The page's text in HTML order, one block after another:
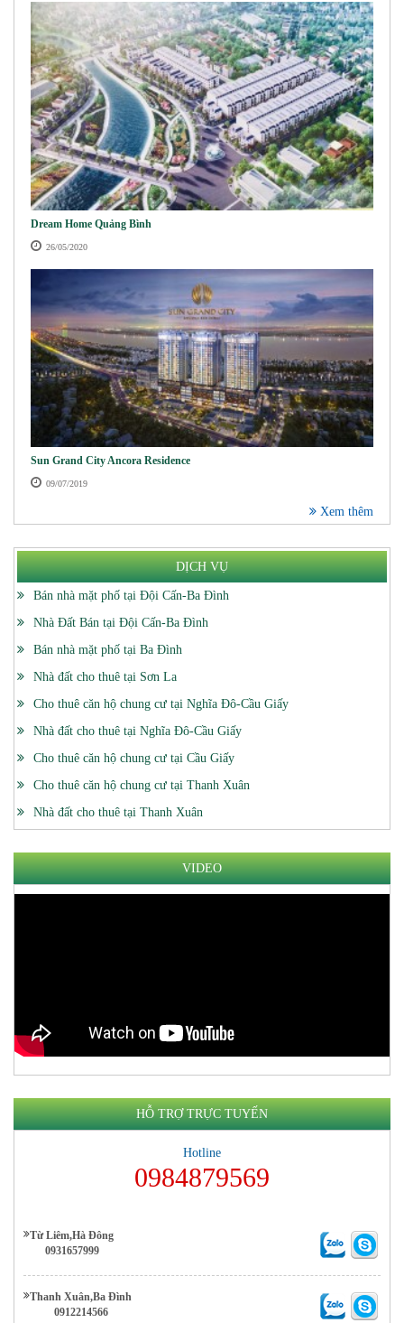
Dream Home Quảng Bình
26/05/2020
Sun Grand City Ancora Residence
09/07/2019
Xem thêm
DỊCH VỤ
Bán nhà mặt phố tại Đội Cấn-Ba Đình
Nhà Đất Bán tại Đội Cấn-Ba Đình
Bán nhà mặt phố tại Ba Đình
Nhà đất cho thuê tại Sơn La
Cho thuê căn hộ chung cư tại Nghĩa Đô-Cầu Giấy
Nhà đất cho thuê tại Nghĩa Đô-Cầu Giấy
Cho thuê căn hộ chung cư tại Cầu Giấy
Cho thuê căn hộ chung cư tại Thanh Xuân
Nhà đất cho thuê tại Thanh Xuân
VIDEO
HỖ TRỢ TRỰC TUYẾN
Hotline
0984879569
Từ Liêm,Hà Đông
0931657999
Thanh Xuân,Ba Đình
0912214566